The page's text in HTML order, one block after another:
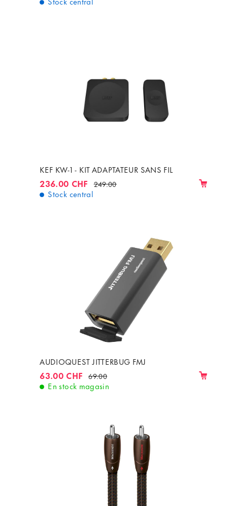
KEF KW-1 - KIT ADAPTATEUR SANS FIL
236.00 CHF 249.00
Stock central
AUDIOQUEST JITTERBUG FMJ
63.00 CHF 69.00
En stock magasin